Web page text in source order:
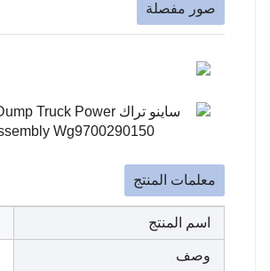
صور مفصلة
معلمات المنتج
اسم المنتج
وصف